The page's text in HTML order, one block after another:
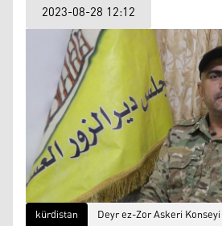
2023-08-28 12:12
kürdistan Deyr ez-Zor Askeri Konseyi